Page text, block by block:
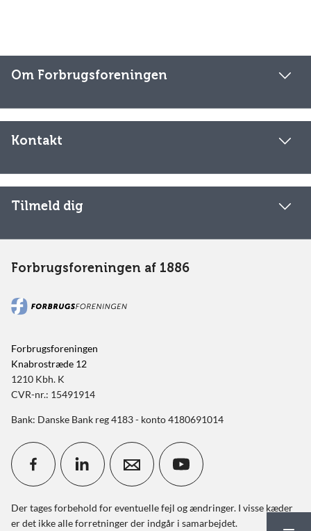
Om Forbrugsforeningen
Kontakt
Tilmeld dig
Forbrugsforeningen af 1886
Forbrugsforeningen
Knabrostræde 12
1210 Kbh. K
CVR-nr.: 15491914
Bank: Danske Bank reg 4183 - konto 4180691014
Der tages forbehold for eventuelle fejl og ændringer. I visse kæder
er det ikke alle forretninger der indgår i samarbejdet.